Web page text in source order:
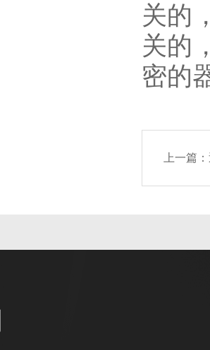
关的
关的
密的
上一篇：